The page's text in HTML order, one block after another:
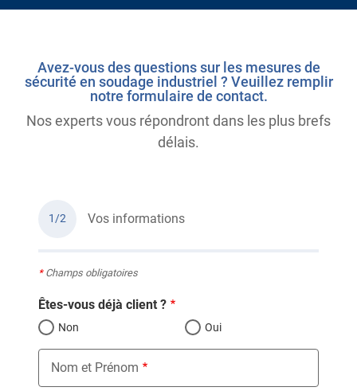
Avez-vous des questions sur les mesures de
sécurité en soudage industriel ? Veuillez remplir
notre formulaire de contact.
Nos experts vous répondront dans les plus brefs
délais.
1/2 Vos informations
*Champs obligatoires
Êtes-vous déjà client ?
Non Oui
Nom et Prénom